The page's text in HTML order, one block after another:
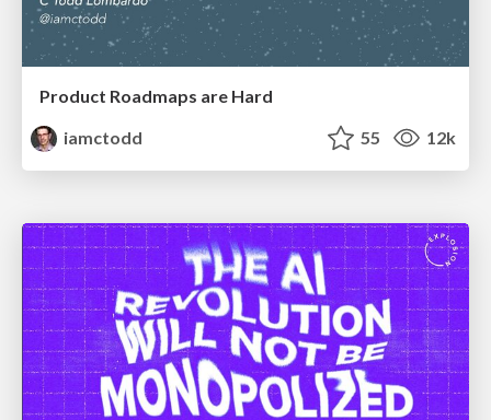
Product Roadmaps are Hard
iamctodd
55 12k